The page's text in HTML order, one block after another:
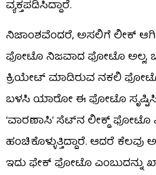
ವ್ಯಕ್ತಪಡಿಸಿದ್ದಾರೆ.
ನಿಜಾಂಶವೆಂದರೆ, ಅಸಲಿಗೆ ಲೀಕ್
ಫೋಟೊ ನಿಜವಾದ ಫೋಟೊ ಅಲ್ಲ,
ಕ್ರಿಯೇಟ್ ಮಾಡಿರುವ ನಕಲಿ
ಬಳಸಿ ಯಾರೋ ಈ ಫೋಟೊ
‘ವಾರಣಾಸಿ’ ಸೆಟ್​​ನ ಲೀಕ್ಡ್ ಫೋಟೊ
ಹಂಚಿಕೊಳ್ಳುತ್ತಿದ್ದಾರೆ. ಆದರೆ ಕೆಲವು
ಇದು ಫೇಕ್ ಫೋಟೊ ಎಂಬುದನ್ನು